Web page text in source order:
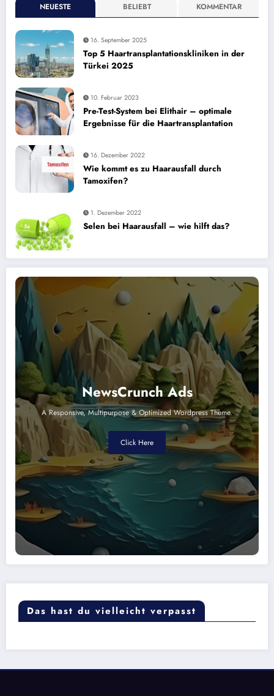
NEUESTE BELIEBT KOMMENTAR
16. September 2025
Top 5 Haartransplantationskliniken in der
Türkei 2025
10. Februar 2023
Pre-Test-System bei Elithair – optimale
Ergebnisse für die Haartransplantation
16. Dezember 2022
Wie kommt es zu Haarausfall durch
Tamoxifen?
1. Dezember 2022
Selen bei Haarausfall – wie hilft das?
NewsCrunch Ads
A Responsive, Multipurpose & Optimized Wordpress Theme.
Click Here
Das hast du vielleicht verpasst